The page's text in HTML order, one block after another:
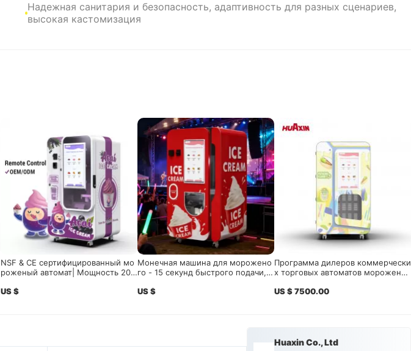
Надежная санитария и безопасность, адаптивность для разных сценариев,
высокая кастомизация
NSF & CE сертифицированный мо
роженый автомат| Мощность 20
US $
Монечная машина для морожено
го - 15 секунд быстрого подачи, и
управление| HUAXIN
US $
Программа дилеров коммерчески
х торговых автоматов мороженог
ов оборудования, торговых компа
US $ 7500.00
Huaxin Co., Ltd